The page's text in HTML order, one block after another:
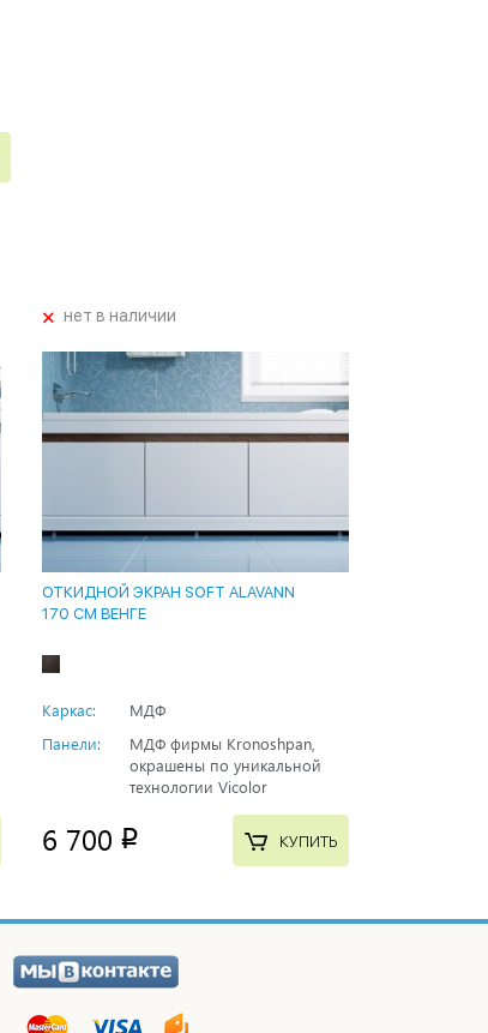
+нет в наличии
ОТКИДНОЙ ЭКРАН SOFT ALAVANN
170 СМ ВЕНГЕ
Каркас:
МДФ
Панели:
МДФ фирмы Kronoshpan,
окрашены по уникальной
технологии Vicolor
6 700 p КУПИТЬ